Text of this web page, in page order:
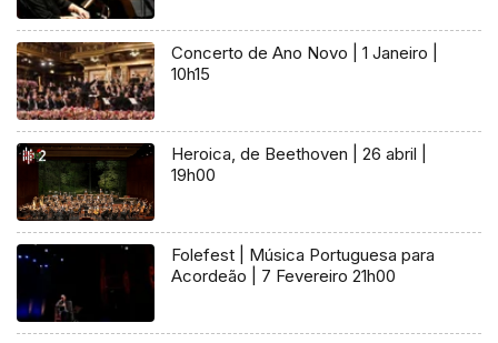
Concerto de Ano Novo | 1 Janeiro |
10h15
Heroica, de Beethoven | 26 abril |
19h00
Folefest | Música Portuguesa para
Acordeão | 7 Fevereiro 21h00